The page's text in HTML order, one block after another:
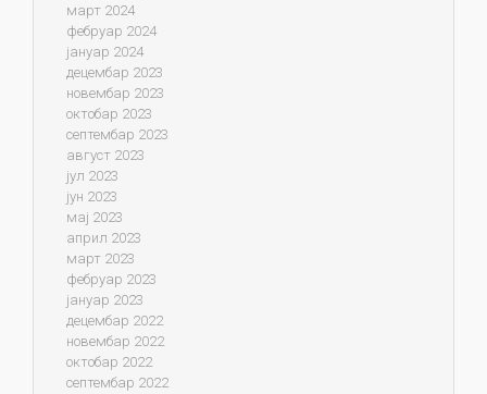
март 2024
фебруар 2024
јануар 2024
децембар 2023
новембар 2023
октобар 2023
септембар 2023
август 2023
јул 2023
јун 2023
мај 2023
април 2023
март 2023
фебруар 2023
јануар 2023
децембар 2022
новембар 2022
октобар 2022
септембар 2022